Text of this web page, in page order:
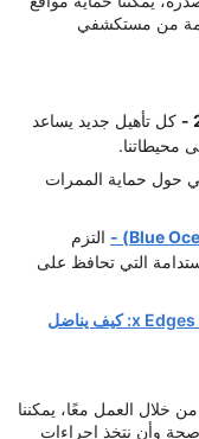
من مستكشفي
كل تأهيل جديد يساعد
محيطاتنا.
حول حماية الممرات
التزم
التي تحافظ على
إس إس آي (SSI) x Edges of Earth: كيف يناضل
خلال العمل معًا، يمكننا
وأن نتخذ إجراءات